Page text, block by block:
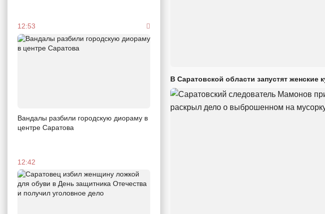
12:53
Вандалы разбили городскую диораму в
центре Саратова
12:42
В Саратовской области запустят